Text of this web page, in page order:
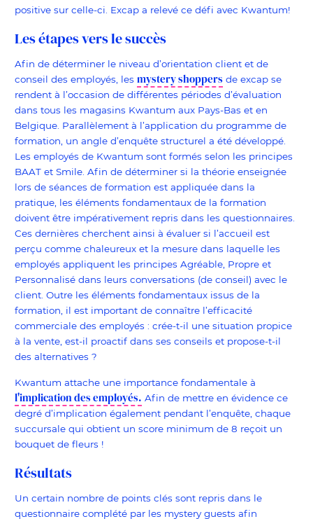
positive sur celle-ci. Excap a relevé ce défi avec Kwantum!
Les étapes vers le succès
Afin de déterminer le niveau d’orientation client et de
conseil des employés, les mystery shoppers de excap se
rendent à l’occasion de différentes périodes d’évaluation
dans tous les magasins Kwantum aux Pays-Bas et en
Belgique. Parallèlement à l’application du programme de
formation, un angle d’enquête structurel a été développé.
Les employés de Kwantum sont formés selon les principes
BAAT et Smile. Afin de déterminer si la théorie enseignée
lors de séances de formation est appliquée dans la
pratique, les éléments fondamentaux de la formation
doivent être impérativement repris dans les questionnaires.
Ces dernières cherchent ainsi à évaluer si l’accueil est
perçu comme chaleureux et la mesure dans laquelle les
employés appliquent les principes Agréable, Propre et
Personnalisé dans leurs conversations (de conseil) avec le
client. Outre les éléments fondamentaux issus de la
formation, il est important de connaître l’efficacité
commerciale des employés : crée-t-il une situation propice
à la vente, est-il proactif dans ses conseils et propose-t-il
des alternatives ?
Kwantum attache une importance fondamentale à
l'implication des employés. Afin de mettre en évidence ce
degré d’implication également pendant l’enquête, chaque
succursale qui obtient un score minimum de 8 reçoit un
bouquet de fleurs !
Résultats
Un certain nombre de points clés sont repris dans le
questionnaire complété par les mystery guests afin